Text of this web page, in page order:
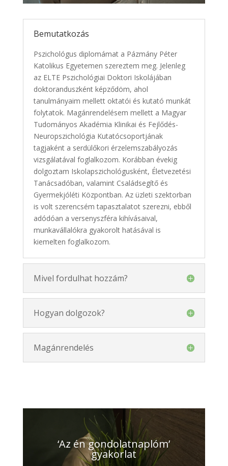
Bemutatkozás
Pszichológus diplomámat a Pázmány Péter
Katolikus Egyetemen szereztem meg. Jelenleg
az ELTE Pszichológiai Doktori Iskolájában
doktoranduszként képződöm, ahol
tanulmányaim mellett oktatói és kutató munkát
folytatok. Magánrendelésem mellett a Magyar
Tudományos Akadémia Klinikai és Fejlődés-
Neuropszichológia Kutatócsoportjának
tagjaként a serdülőkori érzelemszabályozás
vizsgálatával foglalkozom. Korábban évekig
dolgoztam Iskolapszichológusként, Életvezetési
Tanácsadóban, valamint Családsegítő és
Gyermekjóléti Központban. Az üzleti szektorban
is volt szerencsém tapasztalatot szerezni, ebből
adódóan a versenyszféra kihívásaival,
munkavállalókra gyakorolt hatásával is
kiemelten foglalkozom.
Mivel fordulhat hozzám?
Hogyan dolgozok?
Magánrendelés
‘Az én gondolatnaplóm’
gyakorlat